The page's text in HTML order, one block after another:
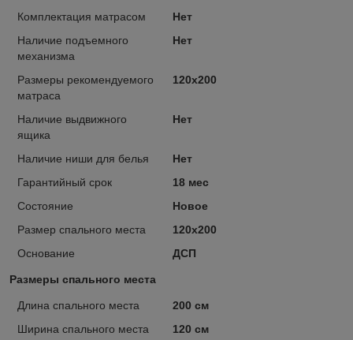
Комплектация матрасом
Нет
Наличие подъемного
механизма
Нет
Размеры рекомендуемого
матраса
120х200
Наличие выдвижного
ящика
Нет
Наличие ниши для белья
Нет
Гарантийный срок
18 мес
Состояние
Новое
Размер спального места
120х200
Основание
ДСП
Размеры спального места
Длина спального места
200 см
Ширина спального места
120 см